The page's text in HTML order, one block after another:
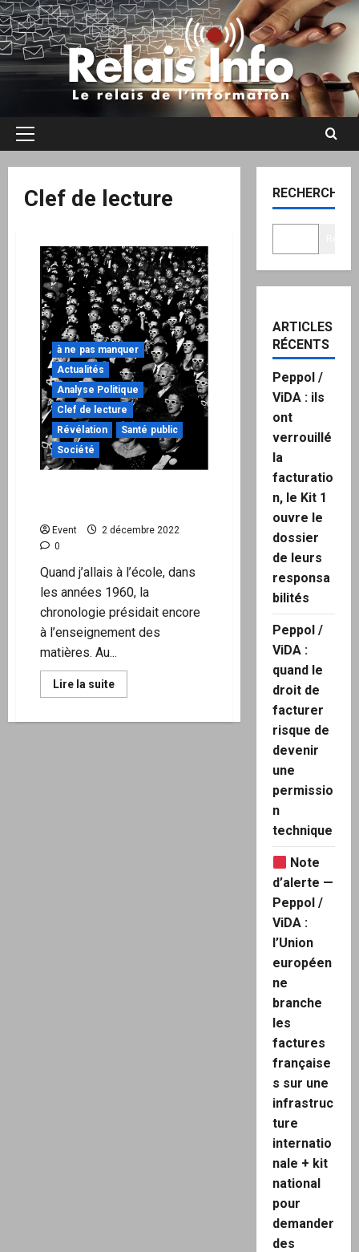
Aller
au
contenu
Menu
Clef de lecture
à ne pas manquer
Actualités
Analyse Politique
Clef de lecture
Révélation
Santé public
Société
Event
2 décembre 2022
0
Quand j’allais à l’école, dans
les années 1960, la
chronologie présidait encore
à l’enseignement des
matières. Au...
Lire la suiteEn
savoir
RECHERCHER
ARTICLES
RÉCENTS
Peppol /
ViDA : ils
ont
verrouillé
la
facturatio
n, le Kit 1
ouvre le
dossier
de leurs
responsa
bilités
Peppol /
ViDA :
quand le
droit de
facturer
risque de
devenir
une
permissio
n
technique
Note
d’alerte —
Peppol /
ViDA :
l’Union
européen
ne
branche
les
factures
française
s sur une
infrastruc
ture
internatio
nale + kit
national
pour
demander
des